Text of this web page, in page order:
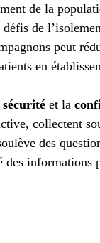
de la
de
peut
en
sécurité et la
collectent
des
des